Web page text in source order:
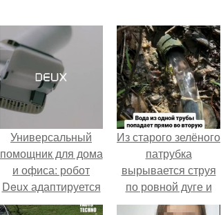
Универсальный
помощник для дома
и офиса: робот
Deux адаптируется
к разным задачам.
Из старого зелёного
патрубка
вырывается струя
по ровной дуге и
точно попадает в